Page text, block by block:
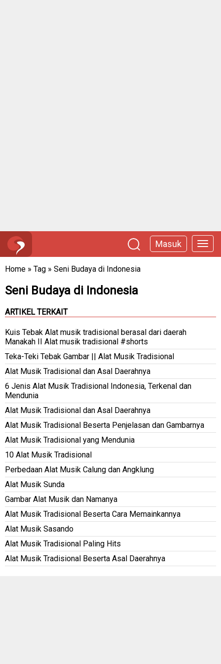
Masuk
Home » Tag » Seni Budaya di Indonesia
Seni Budaya di Indonesia
ARTIKEL TERKAIT
Kuis Tebak Alat musik tradisional berasal dari daerah
Manakah II Alat musik tradisional #shorts
Teka-Teki Tebak Gambar || Alat Musik Tradisional
Alat Musik Tradisional dan Asal Daerahnya
6 Jenis Alat Musik Tradisional Indonesia, Terkenal dan
Mendunia
Alat Musik Tradisional dan Asal Daerahnya
Alat Musik Tradisional Beserta Penjelasan dan Gambarnya
Alat Musik Tradisional yang Mendunia
10 Alat Musik Tradisional
Perbedaan Alat Musik Calung dan Angklung
Alat Musik Sunda
Gambar Alat Musik dan Namanya
Alat Musik Tradisional Beserta Cara Memainkannya
Alat Musik Sasando
Alat Musik Tradisional Paling Hits
Alat Musik Tradisional Beserta Asal Daerahnya